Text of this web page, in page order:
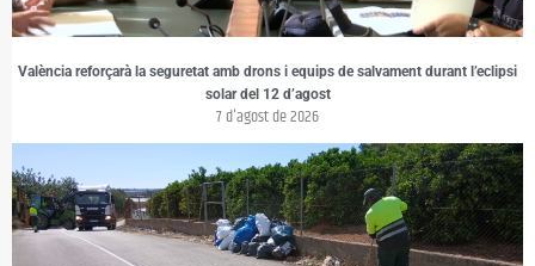
València reforçarà la seguretat amb drons i equips de salvament durant l’eclipsi
solar del 12 d’agost
7 d'agost de 2026